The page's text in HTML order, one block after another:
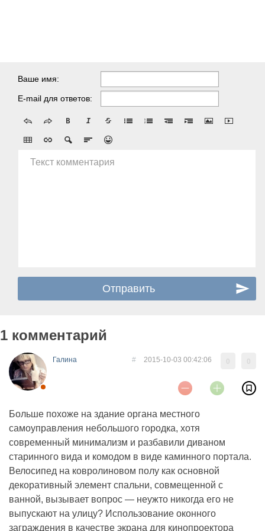
Ваше имя:
E-mail для ответов:
Текст комментария
1 комментарий
Галина 2015-10-03 00:42:06
#
Больше похоже на здание органа местного
самоуправления небольшого городка, хотя
современный минимализм и разбавили диваном
старинного вида и комодом в виде каминного портала.
Велосипед на ковролиновом полу как основной
декоративный элемент спальни, совмещенной с
ванной, вызывает вопрос — неужто никогда его не
выпускают на улицу? Использование оконного
заграждения в качестве экрана для кинопроектора